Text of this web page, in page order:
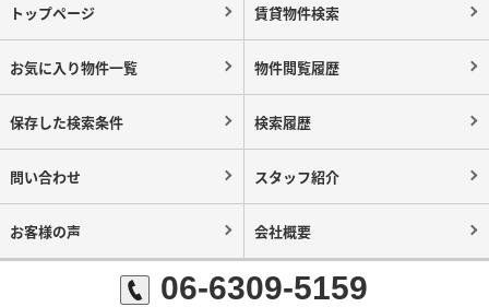
トップページ 賃貸物件検索
お気に入り物件一覧 物件閲覧履歴
保存した検索条件 検索履歴
問い合わせ スタッフ紹介
お客様の声 会社概要
06-6309-5159